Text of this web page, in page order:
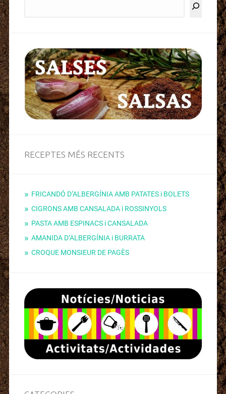
RECEPTES MÉS RECENTS
FRICANDÓ D’ALBERGÍNIA AMB PATATES i BOLETS
CIGRONS AMB CANSALADA i ROSSINYOLS
PASTA AMB ESPINACS i CANSALADA
AMANIDA D’ALBERGÍNIA i BURRATA
CROQUE MONSIEUR DE PAGÈS